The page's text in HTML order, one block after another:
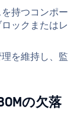
持つコンポー
ックまたはレ
を維持し、監
の欠落